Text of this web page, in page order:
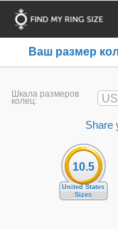
Ваш размер
Шкала размеров
колец:
Share
10.5
United States
Sizes